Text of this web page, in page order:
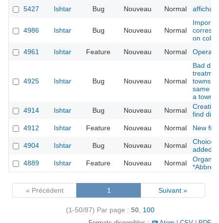
5427
Ishtar Bug Nouveau Normal
4986 Ishtar Bug Nouveau Normal
Import -
on
4961
Ishtar Feature Nouveau Normal
4925 Ishtar Bug Nouveau Normal
Bad
towns:
same
a town
4914
Ishtar Bug Nouveau Normal
find
4912
Ishtar Feature Nouveau Normal New
4904 Ishtar Bug Nouveau Normal
Choice
added
4889
Ishtar Feature Nouveau Normal
« Précédent 1 Suivant »
(1-50/87) Par page : 50 100